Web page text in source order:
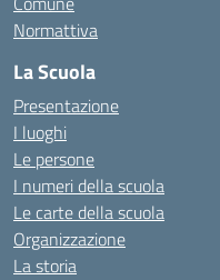
Normattiva
La Scuola
Presentazione
I luoghi
Le persone
I numeri della scuola
Le carte della scuola
Organizzazione
La storia